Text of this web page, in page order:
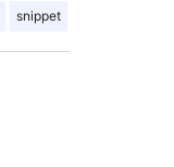
snippet